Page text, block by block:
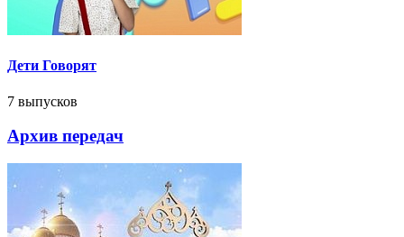
Дети Говорят
7 выпусков
Архив передач